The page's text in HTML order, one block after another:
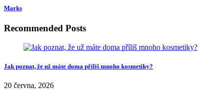
Marks
Recommended Posts
Jak poznat, že už máte doma příliš mnoho kosmetiky?
20 června, 2026